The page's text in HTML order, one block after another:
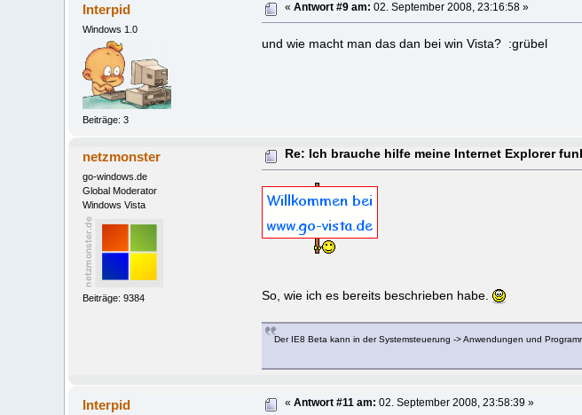
Interpid
Windows 1.0
Beiträge: 3
«Antwort #9 am: 02. September 2008, 23:16:58 »
und wie macht man das dan bei win Vista? :grübel
netzmonster
go-windows.de
Global Moderator
Windows Vista
Beiträge: 9384
Re: Ich brauche hilfe meine Internet Explorer
So, wie ich es bereits beschrieben habe.
Der IE8 Beta kann in der Systemsteuerung -> Anwendungen und
Interpid «Antwort #11 am: 02. September 2008, 23:58:39 »